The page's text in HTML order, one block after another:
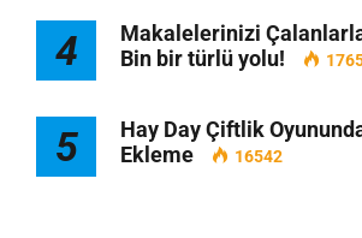
4
Makalelerinizi
Bin bir türlü yolu!
5
Hay Day Çiftlik
Ekleme
16542